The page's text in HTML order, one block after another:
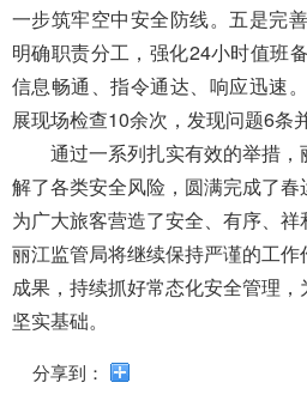
一步筑牢空中安全防线。五是完
明确职责分工，强化24小时值班
信息畅通、指令通达、响应迅速
展现场检查10余次，发现问题6条
通过一系列扎实有效的举措
解了各类安全风险，圆满完成了春
为广大旅客营造了安全、有序、祥
丽江监管局将继续保持严谨的工
成果，持续抓好常态化安全管理
坚实基础。
分享到：